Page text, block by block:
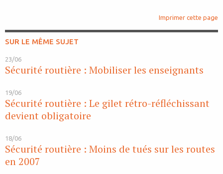
Imprimer cette page
SUR LE MÊME SUJET
23/06
Sécurité routière : Mobiliser les enseignants
19/06
Sécurité routière : Le gilet rétro-réfléchissant
devient obligatoire
18/06
Sécurité routière : Moins de tués sur les routes
en 2007